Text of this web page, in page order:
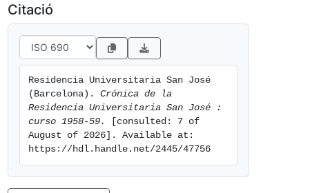
Citació
Residencia Universitaria San José
(Barcelona). Crónica de la
Residencia Universitaria San José :
curso 1958-59.
[consulted: 7 of
August of 2026]. Available at:
https://hdl.handle.net/2445/47756